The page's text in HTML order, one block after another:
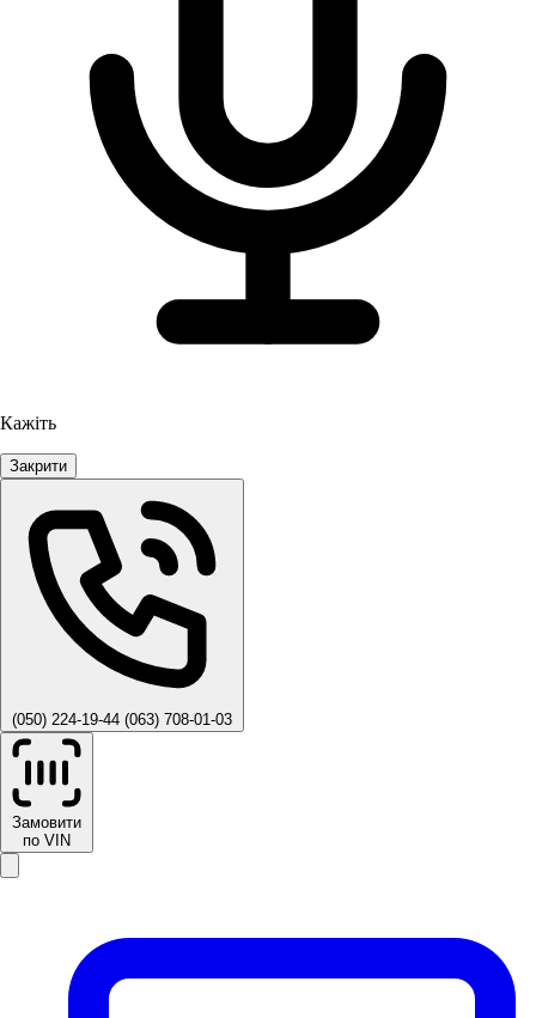
Кажіть
Закрити
(050) 224-19-44 (063) 708-01-03
Замовити
по VIN